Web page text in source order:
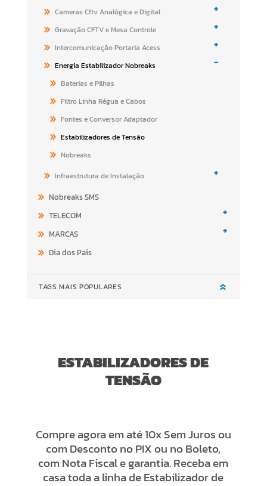
Cameras Cftv Analógica e Digital +
Gravação CFTV e Mesa Controle +
Intercomunicação Portaria Acess +
Energia Estabilizador Nobreaks -
Baterias e Pilhas
Filtro Linha Régua e Cabos
Fontes e Conversor Adaptador
Estabilizadores de Tensão
Nobreaks
Infraestrutura de Instalação
+
Nobreaks SMS
TELECOM
+
MARCAS +
Dia dos Pais
TAGS MAIS POPULARES
ESTABILIZADORES DE
TENSÃO
Compre agora em até 10x Sem Juros ou
com Desconto no PIX ou no Boleto,
com Nota Fiscal e garantia. Receba em
casa toda a linha de Estabilizador de